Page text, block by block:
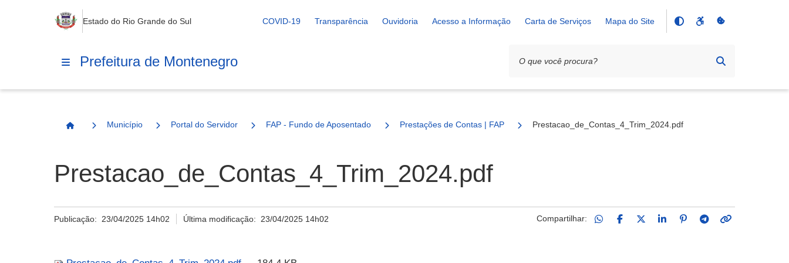
Estado do Rio Grande do Sul COVID-19 Transparência Ouvidoria Acesso a Informação Carta de Serviços Mapa do Site
Prefeitura de Montenegro
Página Inicial
Município Portal do Servidor FAP - Fundo de Aposentadoria e PensãoPrestações de Contas | FAP Prestacao_de_Contas_4_Trim_2024.pdf
Prestacao_de_Contas_4_Trim_2024.pdf
Publicação: 23/04/2025 14h02 Última modificação: 23/04/2025 14h02 Compartilhar: